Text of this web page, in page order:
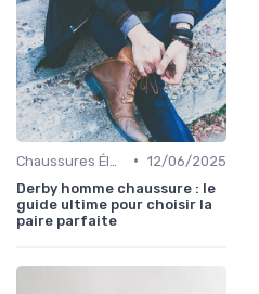
• 12/06/2025
Derby homme chaussure : le
guide ultime pour choisir la
paire parfaite